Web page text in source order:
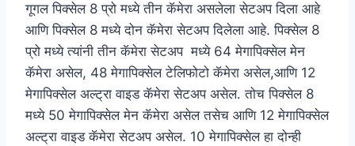
गूगल पिक्सेल 8 प्रो मध्ये तीन कॅमेरा असलेला सेटअप दिला आहे
आणि पिक्सेल 8 मध्ये दोन कॅमेरा सेटअप दिलेला आहे. पिक्सेल 8
प्रो मध्ये त्यांनी तीन कॅमेरा सेटअप मध्ये 64 मेगापिक्सेल मेन
कॅमेरा असेल, 48 मेगापिक्सेल टेलिफोटो कॅमेरा असेल,आणि 12
मेगापिक्सेल अल्ट्रा वाइड कॅमेरा सेटअप असेल. तोच पिक्सेल 8
मध्ये 50 मेगापिक्सेल मेन कॅमेरा असेल तसेच आणि 12 मेगापिक्सेल
अल्ट्रा वाइड कॅमेरा सेटअप असेल. 10 मेगापिक्सेल हा दोन्ही